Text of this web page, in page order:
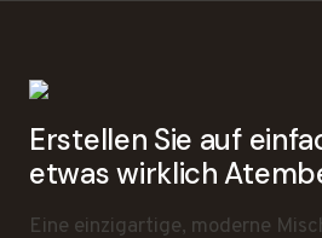
Erstellen Sie auf
etwas wirklich
Eine einzigartige, moderne